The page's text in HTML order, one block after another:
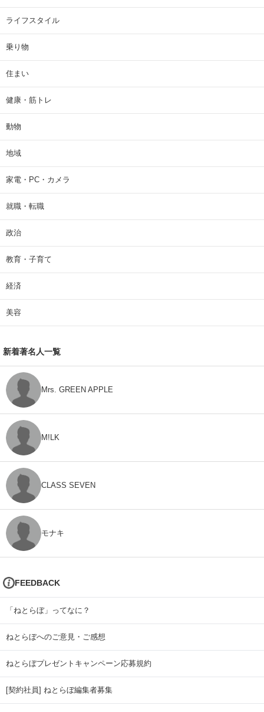
ライフスタイル
乗り物
住まい
健康・筋トレ
動物
地域
家電・PC・カメラ
就職・転職
政治
教育・子育て
経済
美容
新着著名人一覧
Mrs. GREEN APPLE
M!LK
CLASS SEVEN
モナキ
FEEDBACK
「ねとらぼ」ってなに？
ねとらぼへのご意見・ご感想
ねとらぼプレゼントキャンペーン応募規約
[契約社員] ねとらぼ編集者募集